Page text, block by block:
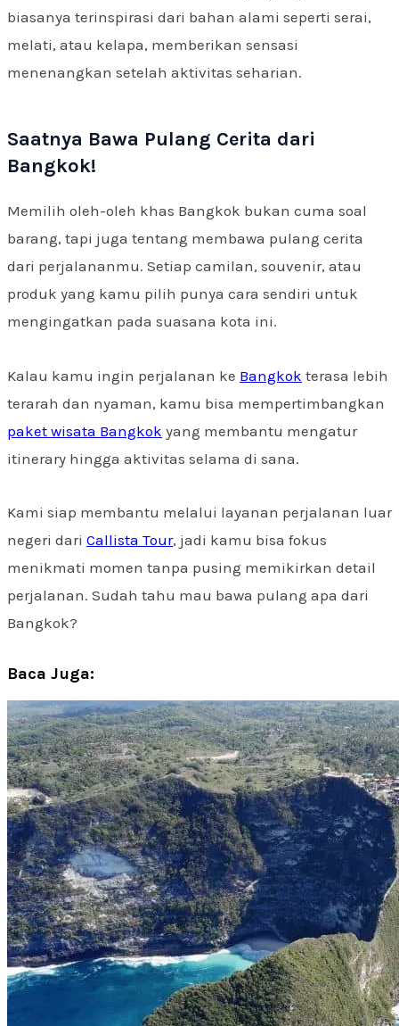
biasanya terinspirasi dari bahan alami seperti serai,
melati, atau kelapa, memberikan sensasi
menenangkan setelah aktivitas seharian.
Saatnya Bawa Pulang Cerita dari
Bangkok!
Memilih oleh-oleh khas Bangkok bukan cuma soal
barang, tapi juga tentang membawa pulang cerita
dari perjalananmu. Setiap camilan, souvenir, atau
produk yang kamu pilih punya cara sendiri untuk
mengingatkan pada suasana kota ini.
Kalau kamu ingin perjalanan ke Bangkok terasa lebih
terarah dan nyaman, kamu bisa mempertimbangkan
paket wisata Bangkok yang membantu mengatur
itinerary hingga aktivitas selama di sana.
Kami siap membantu melalui layanan perjalanan luar
negeri dari Callista Tour, jadi kamu bisa fokus
menikmati momen tanpa pusing memikirkan detail
perjalanan. Sudah tahu mau bawa pulang apa dari
Bangkok?
Baca Juga: